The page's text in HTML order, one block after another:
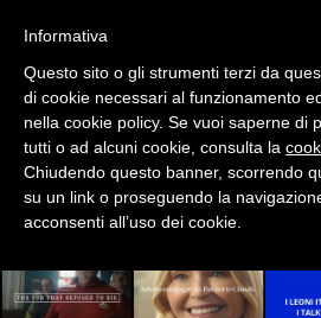
Informativa
Questo sito o gli strumenti terzi da
di cookie necessari al funzionamento
nella cookie policy. Se vuoi saperne di
tutti o ad alcuni cookie, consulta la
Chiudendo questo banner, scorrendo
su un link o proseguendo la
acconsenti all’uso dei cookie.